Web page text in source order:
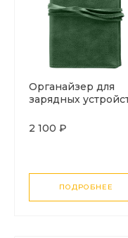
Органайзер для
зарядных
зеленый
2 100 ₽
ПОДРОБНЕЕ